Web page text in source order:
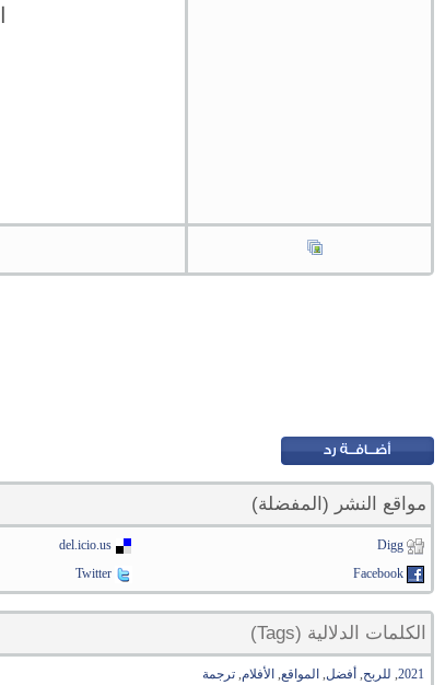
مواقع النشر (المفضلة)
Digg
del.icio.us
Facebook
Twitter
الكلمات الدلالية (Tags)
2021
, للربح, أفضل, المواقع, الأفلام,ترجمة